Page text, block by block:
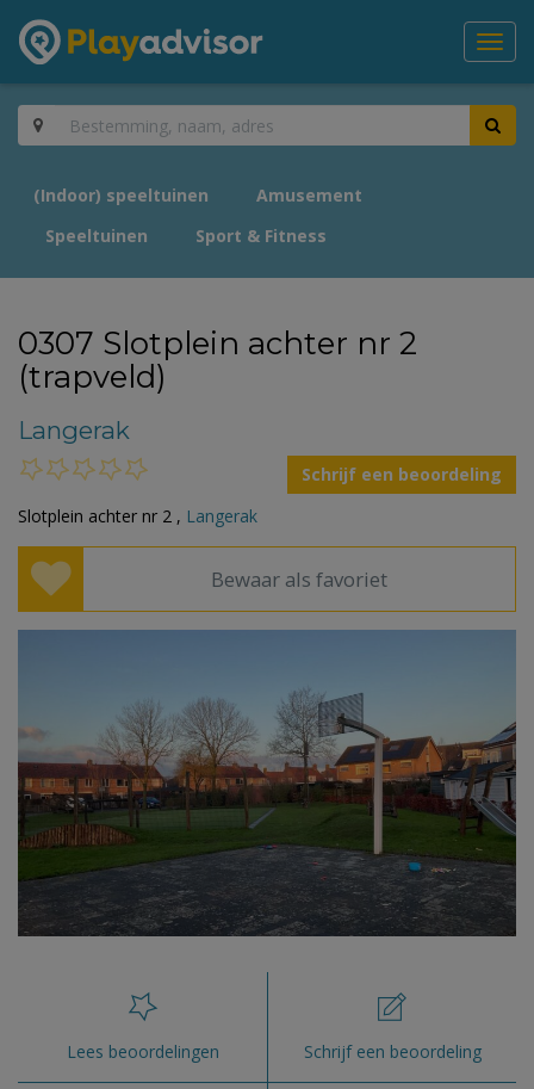
(Indoor) speeltuinen
Amusement
Speeltuinen
Sport & Fitness
0307 Slotplein achter nr 2
(trapveld)
Langerak
Schrijf een beoordeling
Slotplein achter nr 2 , Langerak
Bewaar als favoriet
Lees beoordelingen Schrijf een beoordeling